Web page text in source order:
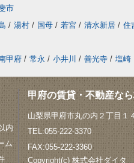
市
/ 湯村 / 国母 / 若宮 / 清水新居 / 住
甲府 / 常永 / 小井川 / 善光寺 / 塩崎
内
ム
甲府の賃貸・不動産な
山梨県甲府市丸の内２丁目１
TEL:055-222-3370
FAX:055-222-3360
Copyright(c) 株式会社ダイタ